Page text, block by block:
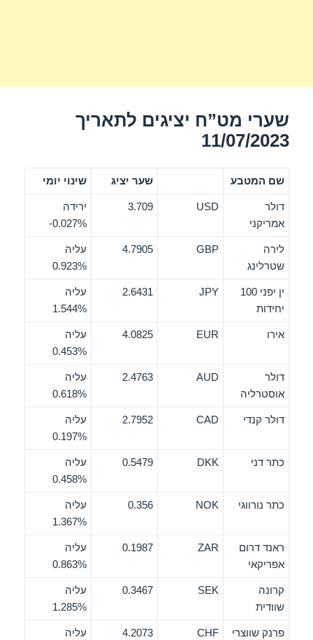
שערי מט”ח יציגים לתאריך
11/07/2023
שם המטבע שער יציג שינוי יומי
דולר
אמריקני
USD
3.709
ירידה
‎-0.027%
לירה
שטרלינג
GBP
4.7905
עליה
0.923%
ין יפני 100
יחידות
JPY
2.6431
עליה
1.544%
אירו EUR
4.0825
עליה
0.453%
דולר
אוסטרליה
AUD
2.4763
עליה
0.618%
דולר קנדי CAD
2.7952
עליה
0.197%
כתר דני DKK
0.5479
עליה
0.458%
כתר נורווגי NOK
0.356
עליה
1.367%
ראנד דרום
אפריקאי
ZAR
0.1987
עליה
0.863%
קרונה
שוודית
SEK
0.3467
עליה
1.285%
פרנק שווצרי CHF
4.2073
עליה